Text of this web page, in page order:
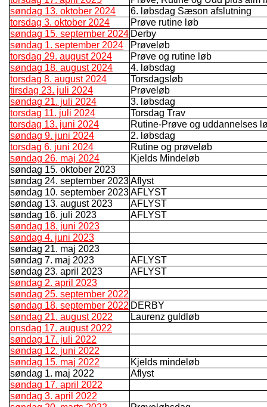
søndag 13. oktober 2024
6. løbsdag Sæson afslutning
torsdag 3. oktober 2024
Prøve rutine løb
søndag 15. september 2024 Derby
søndag 1. september 2024
Prøveløb
torsdag 29. august 2024
Prøve og rutine løb
søndag 18. august 2024
4. løbsdag
torsdag 8. august 2024
Torsdagsløb
tirsdag 23. juli 2024
Prøveløb
søndag 21. juli 2024
3. løbsdag
torsdag 11. juli 2024
Torsdag Trav
torsdag 13. juni 2024
Rutine-Prøve og uddannelses
søndag 9. juni 2024
2. løbsdag
torsdag 6. juni 2024
Rutine og prøveløb
søndag 26. maj 2024
Kjelds Mindeløb
søndag 15. oktober 2023
søndag 24. september 2023Aflyst
søndag 10. september 2023AFLYST
søndag 13. august 2023
AFLYST
søndag 16. juli 2023
AFLYST
søndag 18. juni 2023
søndag 4. juni 2023
søndag 21. maj 2023
søndag 7. maj 2023
AFLYST
søndag 23. april 2023
AFLYST
søndag 2. april 2023
søndag 25. september 2022
søndag 18. september 2022 DERBY
søndag 21. august 2022
Laurenz guldløb
onsdag 17. august 2022
søndag 17. juli 2022
søndag 12. juni 2022
søndag 15. maj 2022
Kjelds mindeløb
søndag 1. maj 2022
Aflyst
søndag 17. april 2022
søndag 3. april 2022